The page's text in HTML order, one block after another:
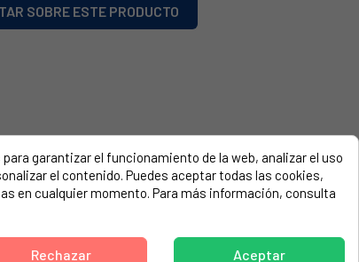
SOBRE ESTE PRODUCTO
garantizar el funcionamiento de la web, analizar el uso
el contenido. Puedes aceptar todas las cookies,
en cualquier momento. Para más información, consulta
Rechazar Aceptar